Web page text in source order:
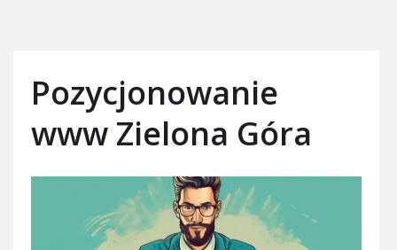
Pozycjonowanie
www Zielona Góra